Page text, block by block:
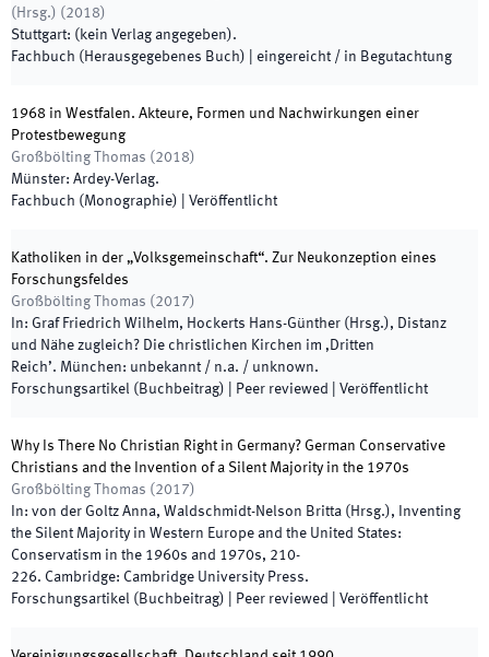
( Hrsg.) ( 2018)
Stuttgart: ( kein Verlag angegeben).
Fachbuch (Herausgegebenes Buch)
eingereicht / in Begutachtung
1968 in Westfalen. Akteure, Formen und Nachwirkungen einer
Protestbewegung
Großbölting Thomas ( 2018)
Münster: Ardey-Verlag.
Fachbuch (Monographie)
Veröffentlicht
Katholiken in der „Volksgemeinschaft“. Zur Neukonzeption eines
Forschungsfeldes
Großbölting Thomas ( 2017)
In: Graf Friedrich Wilhelm, Hockerts Hans-Günther ( Hrsg.), Distanz
und Nähe zugleich? Die christlichen Kirchen im ‚Dritten
Reich’. München: unbekannt / n.a. / unknown.
Forschungsartikel (Buchbeitrag) | Peer reviewed Veröffentlicht
Why Is There No Christian Right in Germany? German Conservative
Christians and the Invention of a Silent Majority in the 1970s
Großbölting Thomas ( 2017)
In: von der Goltz Anna, Waldschmidt-Nelson Britta ( Hrsg.),
Inventing
the Silent Majority in Western Europe and the United States:
Conservatism in the 1960s and 1970s, 210-
226. Cambridge: Cambridge University Press.
Forschungsartikel (Buchbeitrag) | Peer reviewed Veröffentlicht